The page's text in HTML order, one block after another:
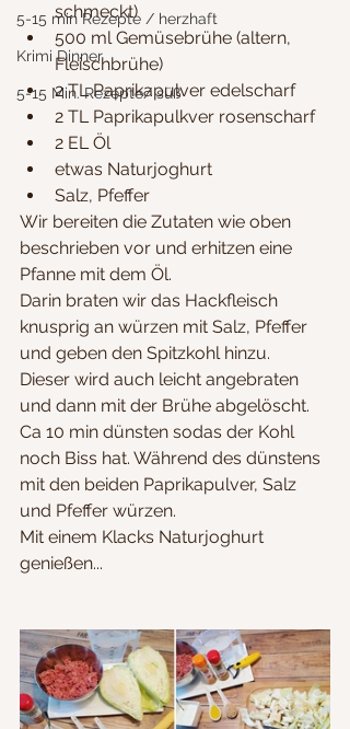
5-15 min Rezepte / herzhaft
Krimi Dinner
5-15 Min. Rezepte/ süß
schmeckt)
500 ml Gemüsebrühe (altern,
Fleischbrühe)
2 TL Paprikapulver edelscharf
2 TL Paprikapulkver rosenscharf
2 EL Öl
etwas Naturjoghurt
Salz, Pfeffer
Wir bereiten die Zutaten wie oben
beschrieben vor und erhitzen eine
Pfanne mit dem Öl.
Darin braten wir das Hackfleisch
knusprig an würzen mit Salz, Pfeffer
und geben den Spitzkohl hinzu.
Dieser wird auch leicht angebraten
und dann mit der Brühe abgelöscht.
Ca 10 min dünsten sodas der Kohl
noch Biss hat. Während des dünstens
mit den beiden Paprikapulver, Salz
und Pfeffer würzen.
Mit einem Klacks Naturjoghurt
genießen...